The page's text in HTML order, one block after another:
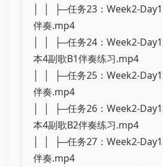
│ │ ├─任务23：Week2-
伴奏.mp4
│ │ ├─任务24：Week2-
本4副歌B1伴奏练习.mp4
│ │ ├─任务25：Week2-
伴奏.mp4
│ │ ├─任务26：Week2-
本4副歌B2伴奏练习.mp4
│ │ ├─任务27：Week2-
伴奏.mp4